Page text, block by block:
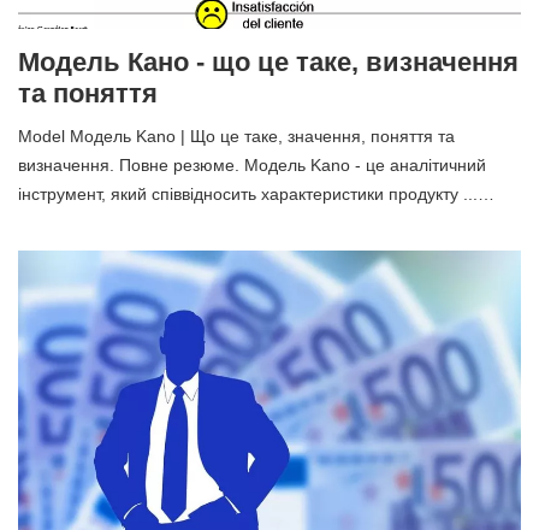
Модель Кано - що це таке, визначення
та поняття
Model Модель Kano | Що це таке, значення, поняття та
визначення. Повне резюме. Модель Kano - це аналітичний
інструмент, який співвідносить характеристики продукту ...…